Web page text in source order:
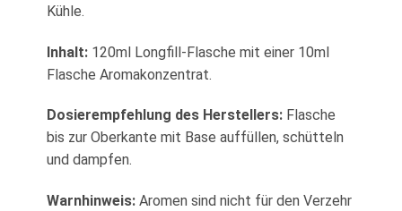
Kühle.
Inhalt:120ml Longfill-Flasche mit einer 10ml
Flasche Aromakonzentrat.
Dosierempfehlung des Herstellers:Flasche
bis zur Oberkante mit Base auffüllen, schütteln
und dampfen.
Warnhinweis:Aromen sind nicht für den Verzehr